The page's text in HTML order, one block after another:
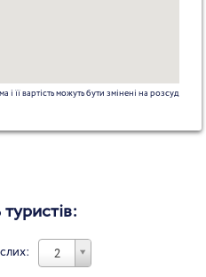
її вартість можуть бути змінені на розсуд
туристів:
2